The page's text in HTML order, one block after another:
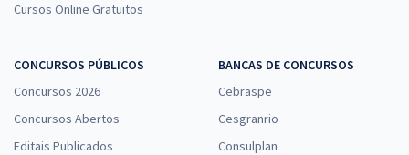
Cursos Online Gratuitos
CONCURSOS PÚBLICOS
Concursos 2026
Concursos Abertos
Editais Publicados
BANCAS DE CONCURSOS
Cebraspe
Cesgranrio
Consulplan